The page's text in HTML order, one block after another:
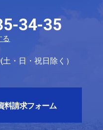
34-35
る
・日・祝日除く）
料請求フォーム